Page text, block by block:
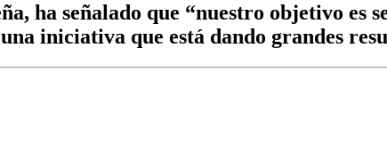
ha señalado que “nuestro objetivo es
iniciativa que está dando grandes